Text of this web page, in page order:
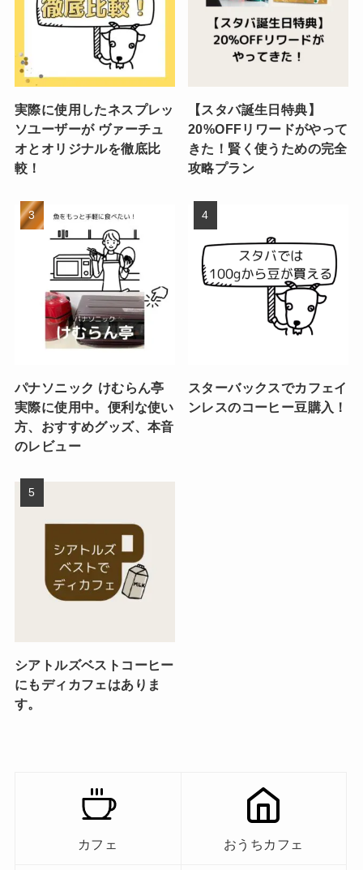
実際に使用したネスプレッ
ソユーザーが ヴァーチュ
オとオリジナルを徹底比
較！
【スタバ誕生日特典】
20%OFFリワードがやって
きた！賢く使うための完全
攻略プラン
パナソニック けむらん亭
実際に使用中。便利な使い
方、おすすめグッズ、本音
のレビュー
スターバックスでカフェイ
ンレスのコーヒー豆購入！
シアトルズベストコーヒー
にもディカフェはありま
す。
カフェ おうちカフェ